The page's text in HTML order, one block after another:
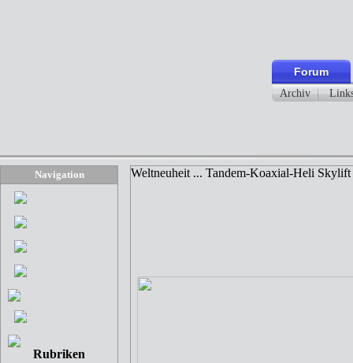
Forum
Archiv
Navigation
Rubriken
Weltneuheit ... Tandem-Koaxial-Heli Skylift